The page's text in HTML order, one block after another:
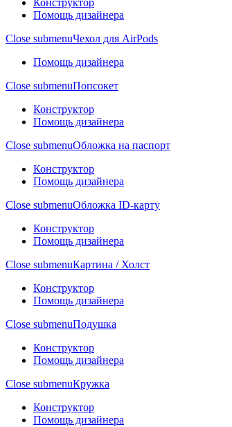
Конструктор
Помощь дизайнера
Close submenuЧехол для AirPods
Помощь дизайнера
Close submenuПопсокет
Конструктор
Помощь дизайнера
Close submenuОбложка на паспорт
Конструктор
Помощь дизайнера
Close submenuОбложка ID-карту
Конструктор
Помощь дизайнера
Close submenuКартина / Холст
Конструктор
Помощь дизайнера
Close submenuПодушка
Конструктор
Помощь дизайнера
Close submenuКружка
Конструктор
Помощь дизайнера